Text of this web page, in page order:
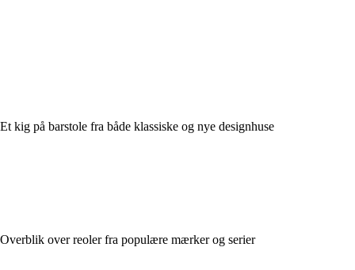
Et kig på barstole fra både klassiske og nye designhuse
Overblik over reoler fra populære mærker og serier